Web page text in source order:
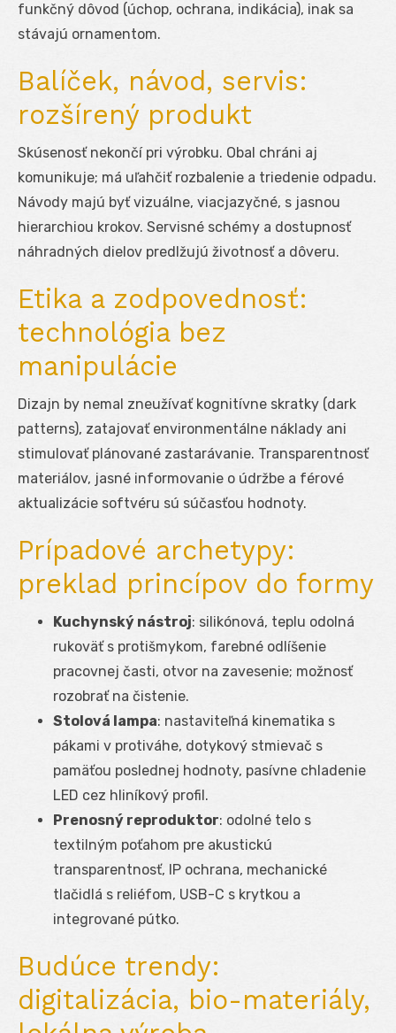
funkčný dôvod (úchop, ochrana, indikácia), inak sa
stávajú ornamentom.
Balíček, návod, servis:
rozšírený produkt
Skúsenosť nekončí pri výrobku. Obal chráni aj
komunikuje; má uľahčiť rozbalenie a triedenie odpadu.
Návody majú byť vizuálne, viacjazyčné, s jasnou
hierarchiou krokov. Servisné schémy a dostupnosť
náhradných dielov predlžujú životnosť a dôveru.
Etika a zodpovednosť:
technológia bez
manipulácie
Dizajn by nemal zneužívať kognitívne skratky (dark
patterns), zatajovať environmentálne náklady ani
stimulovať plánované zastarávanie. Transparentnosť
materiálov, jasné informovanie o údržbe a férové
aktualizácie softvéru sú súčasťou hodnoty.
Prípadové archetypy:
preklad princípov do formy
Kuchynský nástroj: silikónová, teplu odolná
rukoväť s protišmykom, farebné odlíšenie
pracovnej časti, otvor na zavesenie; možnosť
rozobrať na čistenie.
Stolová lampa: nastaviteľná kinematika s
pákami v protiváhe, dotykový stmievač s
pamäťou poslednej hodnoty, pasívne chladenie
LED cez hliníkový profil.
Prenosný reproduktor: odolné telo s
textilným poťahom pre akustickú
transparentnosť, IP ochrana, mechanické
tlačidlá s reliéfom, USB-C s krytkou a
integrované pútko.
Budúce trendy:
digitalizácia, bio-materiály,